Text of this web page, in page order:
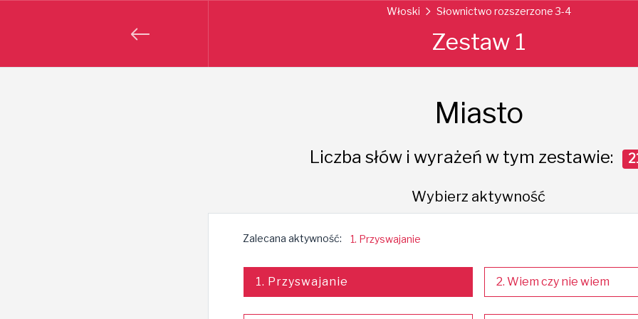
Włoski Słownictwo rozszerzone 3-4
Zestaw 1
Miasto
Liczba słów i wyrażeń w tym zestawie:
Wybierz aktywność
Zalecana aktywność: 1. Przyswajanie
1. Przyswajanie 2. Wiem czy nie wiem